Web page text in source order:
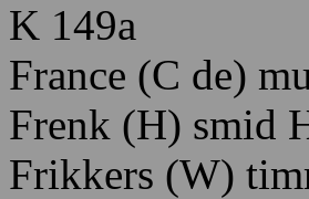
K 149a
France (C de)
Frenk (H) smid
Frikkers (W)